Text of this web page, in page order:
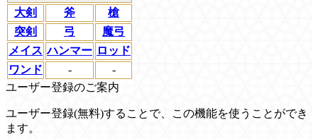
大剣
斧
槍
突剣
弓
魔弓
メイス ハンマー ロッド
ワンド
-
-
ユーザー登録のご案内
ユーザー登録(無料)することで、この機能を使うことができ
ます。